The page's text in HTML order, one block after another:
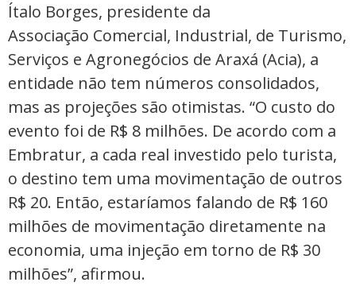
Ítalo Borges, presidente da
Associação Comercial, Industrial, de Turismo,
Serviços e Agronegócios de Araxá (Acia), a
entidade não tem números consolidados,
mas as projeções são otimistas. “O custo do
evento foi de R$ 8 milhões. De acordo com a
Embratur, a cada real investido pelo turista,
o destino tem uma movimentação de outros
R$ 20. Então, estaríamos falando de R$ 160
milhões de movimentação diretamente na
economia, uma injeção em torno de R$ 30
milhões”, afirmou.